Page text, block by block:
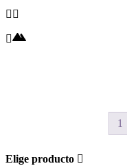
1
Elige producto